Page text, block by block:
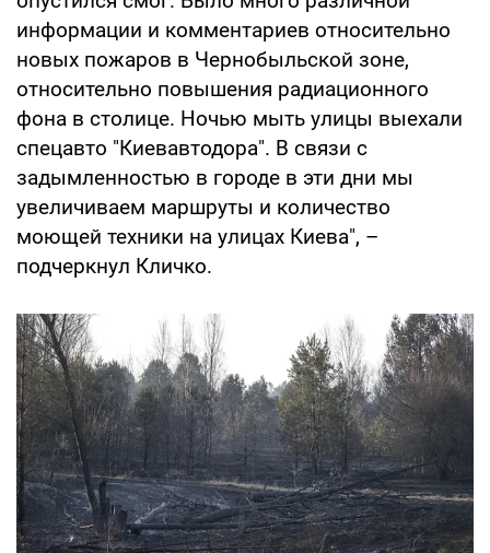
информации и комментариев относительно
новых пожаров в Чернобыльской зоне,
относительно повышения радиационного
фона в столице. Ночью мыть улицы выехали
спецавто "Киевавтодора". В связи с
задымленностью в городе в эти дни мы
увеличиваем маршруты и количество
моющей техники на улицах Киева", –
подчеркнул Кличко.